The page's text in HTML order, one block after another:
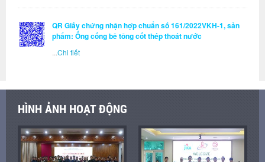
QR Giấy chứng nhận hợp chuẩn số 161/2022VKH-1, sản
phẩm: Ống cống bê tông cốt thép thoát nước
Chi tiết
HÌNH ẢNH HOẠT ĐỘNG